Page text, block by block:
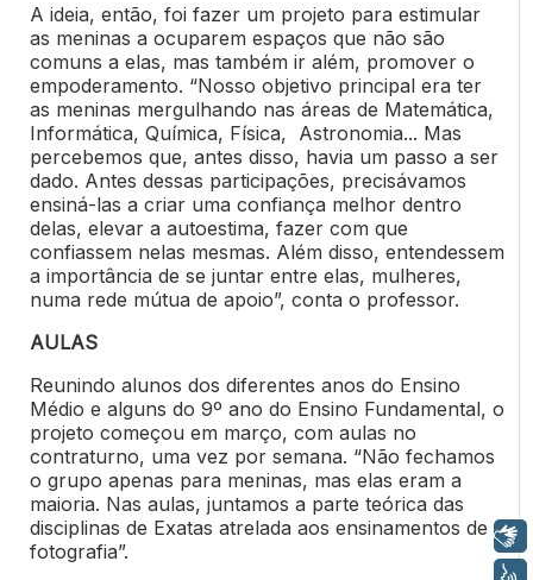
A ideia, então, foi fazer um projeto para estimular
as meninas a ocuparem espaços que não são
comuns a elas, mas também ir além, promover o
empoderamento. “Nosso objetivo principal era ter
as meninas mergulhando nas áreas de Matemática,
Informática, Química, Física, Astronomia... Mas
percebemos que, antes disso, havia um passo a ser
dado. Antes dessas participações, precisávamos
ensiná-las a criar uma confiança melhor dentro
delas, elevar a autoestima, fazer com que
confiassem nelas mesmas. Além disso, entendessem
a importância de se juntar entre elas, mulheres,
numa rede mútua de apoio”, conta o professor.
AULAS
Reunindo alunos dos diferentes anos do Ensino
Médio e alguns do 9º ano do Ensino Fundamental, o
projeto começou em março, com aulas no
contraturno, uma vez por semana. “Não fechamos
o grupo apenas para meninas, mas elas eram a
maioria. Nas aulas, juntamos a parte teórica das
disciplinas de Exatas atrelada aos ensinamentos de
fotografia”.
Libras